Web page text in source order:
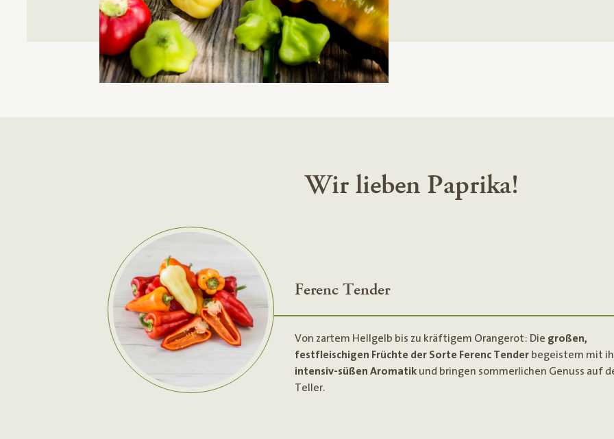
Wir lieben Paprika!
Ferenc Tender
Von zartem Hellgelb bis zu kräftigem Orangerot: Die großen,
festfleischigen Früchte der Sorte Ferenc Tender begeistern mit
intensiv-süßen Aromatikund bringen sommerlichen Genuss auf
Teller.